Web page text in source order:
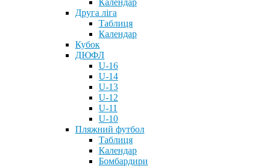
Календар
Друга ліга
Таблиця
Календар
Кубок
ДЮФЛ
U-16
U-14
U-13
U-12
U-11
U-10
Пляжний футбол
Таблиця
Календар
Бомбардири